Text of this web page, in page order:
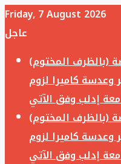
Friday, 7 August 2026
عاجل
(بالظرف المختوم)
وعدسة كاميرا لزوم
(بالظرف المختوم)
وعدسة كاميرا لزوم